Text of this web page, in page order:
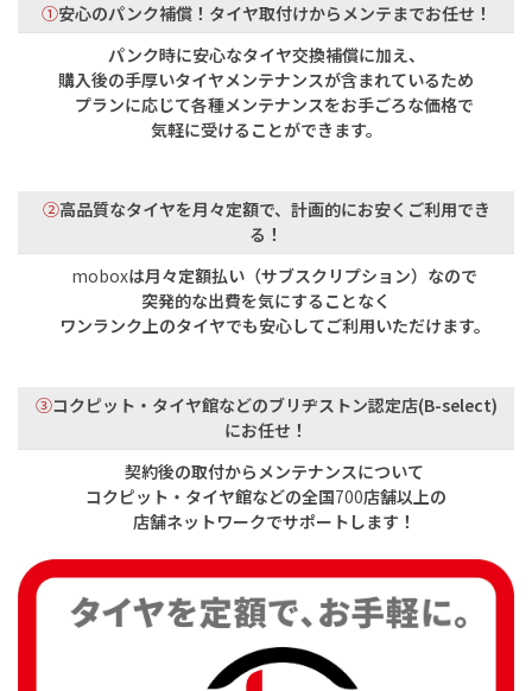
①安心のパンク補償！タイヤ取付けからメンテまでお任せ！
パンク時に安心なタイヤ交換補償に加え、
購入後の手厚いタイヤメンテナンスが含まれているため
プランに応じて各種メンテナンスをお手ごろな価格で
気軽に受けることができます。
②高品質なタイヤを月々定額で、計画的にお安くご利用でき
る！
moboxは月々定額払い（サブスクリプション）なので
突発的な出費を気にすることなく
ワンランク上のタイヤでも安心してご利用いただけます。
③コクピット・タイヤ館などのブリヂストン認定店(B-select)
にお任せ！
契約後の取付からメンテナンスについて
コクピット・タイヤ館などの全国700店舗以上の
店舗ネットワークでサポートします！